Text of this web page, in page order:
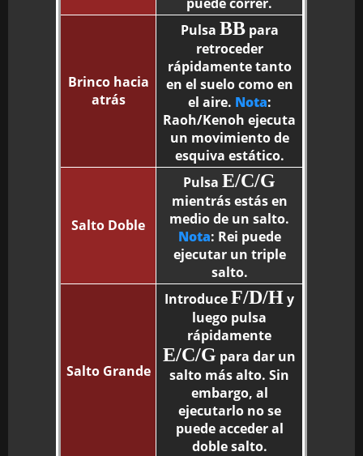
Brinco hacia
atrás
Pulsa BBpara
retroceder
rápidamente tanto
en el suelo como en
el aire. Nota:
Raoh/Kenoh ejecuta
un movimiento de
esquiva estático.
Salto Doble
Pulsa E/C/G
mientrás estás en
medio de un salto.
Nota: Rei puede
ejecutar un triple
salto.
Salto Grande
IntroduceF/D/Hy
luego pulsa
rápidamente
E/C/G para dar un
salto más alto. Sin
embargo, al
ejecutarlo no se
puede acceder al
doble salto.